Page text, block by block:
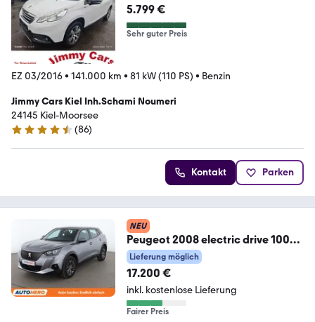
5.799 €
Sehr guter Preis
EZ 03/2016• 141.000 km • 81 kW (110 PS) • Benzin
Jimmy Cars Kiel Inh.Schami Noumeri
24145 Kiel-Moorsee
4.3 Sterne
(86)
Kontakt Parken
NEU
Peugeot 2008 electric drive 100
kW Active Pack *NAV*CAM*
Lieferung möglich
17.200 €
inkl. kostenlose Lieferung
Fairer Preis